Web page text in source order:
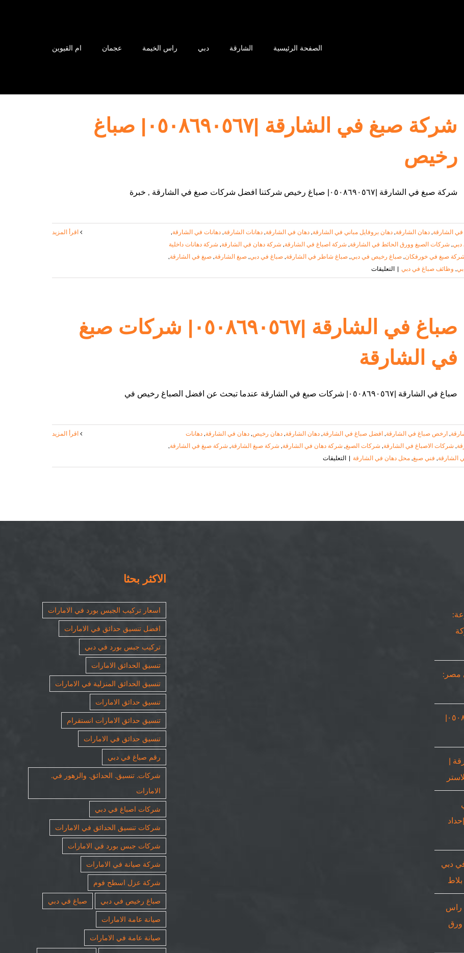
الصفحة الرئيسية الشارقة دبي راس الخيمة عجمان ام القيوين
شركة صبغ في الشارقة |٠٥٠٨٦٩٠٥٦٧| صباغ
رخيص
شركة صبغ في الشارقة |٠٥٠٨٦٩٠٥٦٧| صباغ رخيص شركتنا افضل شركات صبغ في الشارقة , خبرة
الشارقة, دهان الشارقة, دهان بروفايل مباني في الشارقة, دهان في الشارقة, دهانات الشارقة, دهانات في الشارقة,
, شركات الصبغ وورق الحائط في الشارقة, شركة اصباغ في الشارقة, شركة دهان في الشارقة, شركة دهانات داخلية
صبغ في خورفكان, صباغ رخيص في دبي, صباغ شاطر في الشارقة, صباغ في دبي, صبغ الشارقة, صبغ في الشارقة,
, وظائف صباغ في دبي | التعليقاتعلى
شركة
الشارقة
|
صباغ
رخيص
صباغ في الشارقة |٠٥٠٨٦٩٠٥٦٧| شركات صبغ
في الشارقة
صباغ في الشارقة |٠٥٠٨٦٩٠٥٦٧| شركات صبغ في الشارقة عندما تبحث عن افضل الصباغ رخيص في
, ارخص صباغ في الشارقة, افضل صباغ في الشارقة, دهان الشارقة, دهان رخيص, دهان في الشارقة, دهانات
, شركات الاصباغ في الشارقة, شركات الصبغ, شركة دهان في الشارقة, شركة صبغ الشارقة, شركة صبغ في الشارقة,
الشارقة, فني صبغ, محل دهان في الشارقة | التعليقاتعلى
صباغ
مصر:
نجار في دبي |٠٥٠٨٦٩٠٥٦٧|
|
عجمان |٠٥٠٨٦٩٠٥٦٧|حداد
دبي
راس
|٠٥٠٨٦٩٠٥٦٧| ورق
الاكثر بحثا
اسعار تركيب الجبس بورد في الامارات
افضل تنسيق حدائق في الامارات
تركيب جبس بورد في دبي
تنسيق الحدائق الامارات
تنسيق الحدائق المنزلية في الامارات
تنسيق حدائق الامارات
تنسيق حدائق الامارات انستقرام
تنسيق حدائق في الامارات
رقم صباغ في دبي
شركات. تنسيق. الحدائق. والزهور في.
الامارات
شركات اصباغ في دبي
شركات تنسيق الحدائق في الامارات
شركات جبس بورد في الامارات
شركة صيانة في الامارات
شركة عزل اسطح فوم
صباغ رخيص في دبي
صباغ في دبي
صيانة عامة الامارات
صيانة عامة في الامارات